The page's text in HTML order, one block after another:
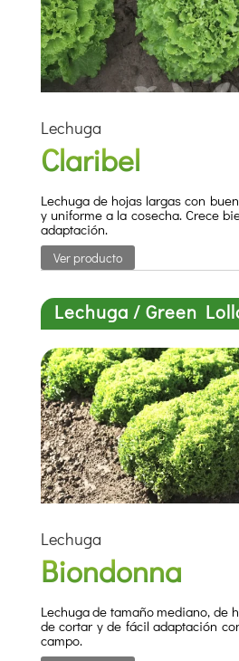
Lechuga
Claribel
Lechuga de hojas largas con
y uniforme a la cosecha. Crece
adaptación.
Ver producto
Lechuga / Green
Lechuga
Biondonna
Lechuga de tamaño mediano, de
de cortar y de fácil adaptación
campo.